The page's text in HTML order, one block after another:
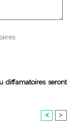
diffamatoires seront
< >